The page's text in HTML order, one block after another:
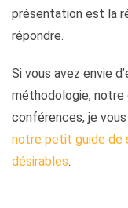
présentation est la
répondre.
Si vous avez envie
méthodologie,
conférences, je
notre petit guide de
désirables.